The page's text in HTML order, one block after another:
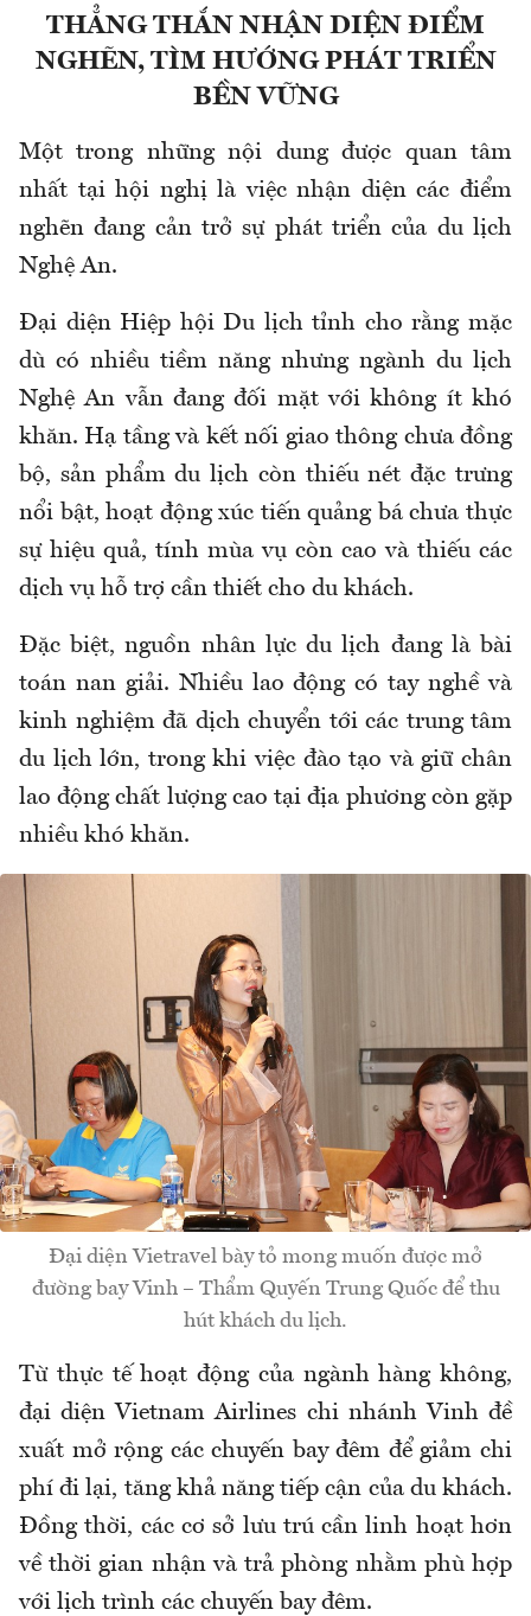
THẲNG THẮN NHẬN DIỆN ĐIỂM
NGHẼN, TÌM HƯỚNG PHÁT TRIỂN
BỀN VỮNG
Một trong những nội dung được quan tâm
nhất tại hội nghị là việc nhận diện các điểm
nghẽn đang cản trở sự phát triển của du lịch
Nghệ An.
Đại diện Hiệp hội Du lịch tỉnh cho rằng mặc
dù có nhiều tiềm năng nhưng ngành du lịch
Nghệ An vẫn đang đối mặt với không ít khó
khăn. Hạ tầng và kết nối giao thông chưa đồng
bộ, sản phẩm du lịch còn thiếu nét đặc trưng
nổi bật, hoạt động xúc tiến quảng bá chưa thực
sự hiệu quả, tính mùa vụ còn cao và thiếu các
dịch vụ hỗ trợ cần thiết cho du khách.
Đặc biệt, nguồn nhân lực du lịch đang là bài
toán nan giải. Nhiều lao động có tay nghề và
kinh nghiệm đã dịch chuyển tới các trung tâm
du lịch lớn, trong khi việc đào tạo và giữ chân
lao động chất lượng cao tại địa phương còn gặp
nhiều khó khăn.
Đại diện Vietravel bày tỏ mong muốn được mở
đường bay Vinh – Thẩm Quyến Trung Quốc để thu
hút khách du lịch.
Từ thực tế hoạt động của ngành hàng không,
đại diện Vietnam Airlines chi nhánh Vinh đề
xuất mở rộng các chuyến bay đêm để giảm chi
phí đi lại, tăng khả năng tiếp cận của du khách.
Đồng thời, các cơ sở lưu trú cần linh hoạt hơn
về thời gian nhận và trả phòng nhằm phù hợp
với lịch trình các chuyến bay đêm.